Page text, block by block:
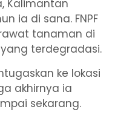
Kalimantan
ia di sana. FNPF
tanaman di
terdegradasi.
ke lokasi
akhirnya ia
sekarang.